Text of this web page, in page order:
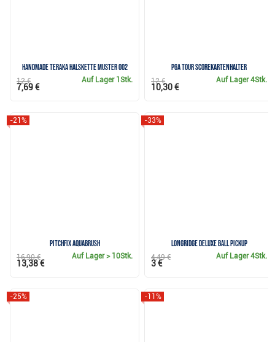
Handmade Teraka Halskette Muster 002
Auf Lager 1Stk.
12 €
7,69 €
PGA Tour Scorekartenhalter
Auf Lager4Stk.
12 €
10,30 €
Pitchfix Aquabrush
-21%
Auf Lager> 10Stk.
16,90 €
13,38 €
Longridge Deluxe Ball Pickup
-33%
Auf Lager4Stk.
4,49 €
3 €
-25% -11%